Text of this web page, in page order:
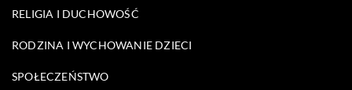
RELIGIA I DUCHOWOŚĆ
RODZINA I WYCHOWANIE DZIECI
SPOŁECZEŃSTWO